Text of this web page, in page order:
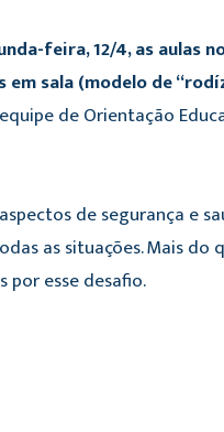
feira, 12/4, as aulas
sala (modelo de
de Orientação
de segurança e
as situações. Mais
por esse desafio.